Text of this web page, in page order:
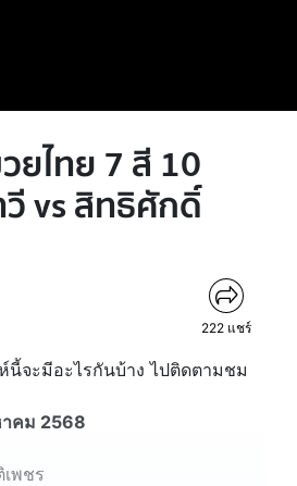
ยไทย 7 สี 10
vs สิทธิศักดิ์
222 แชร์
จะมีอะไรกันบ้าง ไปติดตามชม
าคม 2568
พชร